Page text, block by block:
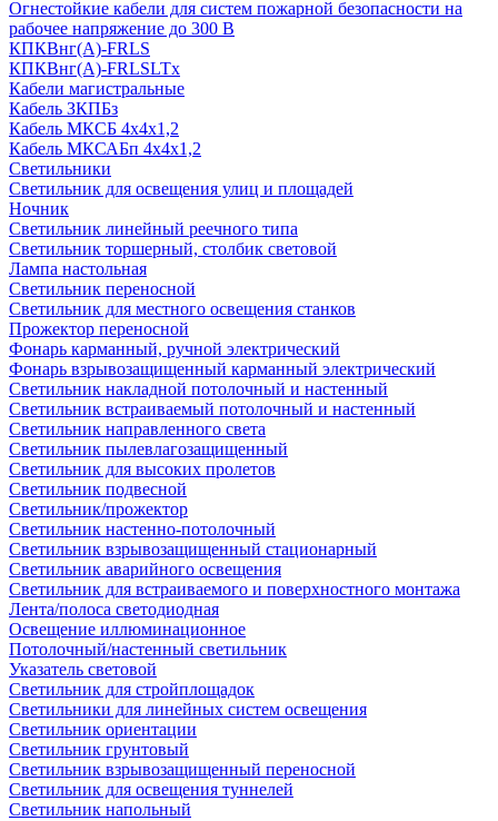
Огнестойкие кабели для систем пожарной безопасности на
рабочее напряжение до 300 В
КПКВнг(A)-FRLS
КПКВнг(A)-FRLSLTx
Кабели магистральные
Кабель ЗКПБз
Кабель МКСБ 4х4х1,2
Кабель МКСАБп 4х4х1,2
Светильники
Светильник для освещения улиц и площадей
Ночник
Светильник линейный реечного типа
Светильник торшерный, столбик световой
Лампа настольная
Светильник переносной
Светильник для местного освещения станков
Прожектор переносной
Фонарь карманный, ручной электрический
Фонарь взрывозащищенный карманный электрический
Светильник накладной потолочный и настенный
Светильник встраиваемый потолочный и настенный
Светильник направленного света
Светильник пылевлагозащищенный
Светильник для высоких пролетов
Светильник подвесной
Светильник/прожектор
Светильник настенно-потолочный
Светильник взрывозащищенный стационарный
Светильник аварийного освещения
Светильник для встраиваемого и поверхностного монтажа
Лента/полоса светодиодная
Освещение иллюминационное
Потолочный/настенный светильник
Указатель световой
Светильник для стройплощадок
Светильники для линейных систем освещения
Светильник ориентации
Светильник грунтовый
Светильник взрывозащищенный переносной
Светильник для освещения туннелей
Светильник напольный